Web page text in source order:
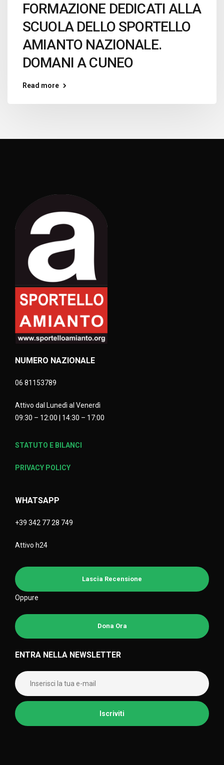
FORMAZIONE DEDICATI ALLA
SCUOLA DELLO SPORTELLO
AMIANTO NAZIONALE.
DOMANI A CUNEO
Read more
NUMERO NAZIONALE
06 81153789
Attivo dal Lunedì al Venerdì
09:30 – 12:00 | 14:30 – 17:00
STATUTO E BILANCI
PRIVACY POLICY
WHATSAPP
+39 342 77 28 749
Attivo h24
Lascia Recensione
Oppure
Dona Ora
ENTRA NELLA NEWSLETTER